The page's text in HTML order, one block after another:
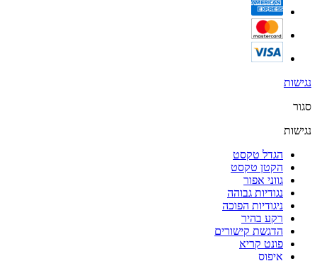
נגישות
סגור
נגישות
הגדל טקסט
הקטן טקסט
גווני אפור
נגודיות גבוהה
ניגודיות הפוכה
רקע בהיר
הדגשת קישורים
פונט קריא
איפוס